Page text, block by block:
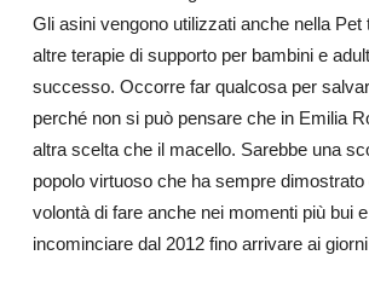
Gli asini vengono utilizzati anche nella Pet
altre terapie di supporto per bambini e
successo. Occorre far qualcosa per
perché non si può pensare che in Emilia
altra scelta che il macello. Sarebbe una
popolo virtuoso che ha sempre dimostrato
volontà di fare anche nei momenti più bui
incominciare dal 2012 fino arrivare ai giorni